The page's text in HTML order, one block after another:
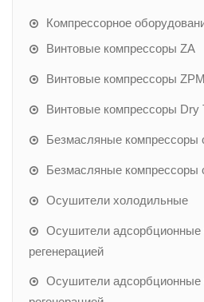
Компрессорное
Винтовые компрессоры ZA
Винтовые компрессоры
Винтовые компрессоры Dry
Безмасляные
Безмасляные компрессоры
Осушители холодильные
Осушители адсорбционные
регенерацией
Осушители адсорбционные